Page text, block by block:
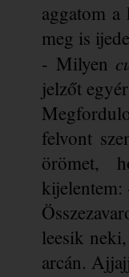
aggatom
meg is
- Milyen
jelzőt
felvont
örömet,
kijelentem:
leesik
arcán.